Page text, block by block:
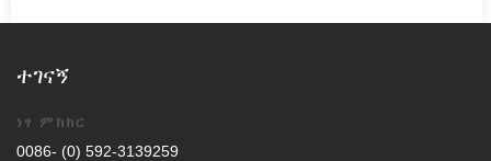
ተገናኝ
ነፃ ምክክር
0086- (0) 592-3139259